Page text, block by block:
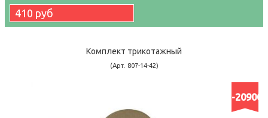
410 руб
Комплект трикотажный
(Арт. 807-14-42)
-